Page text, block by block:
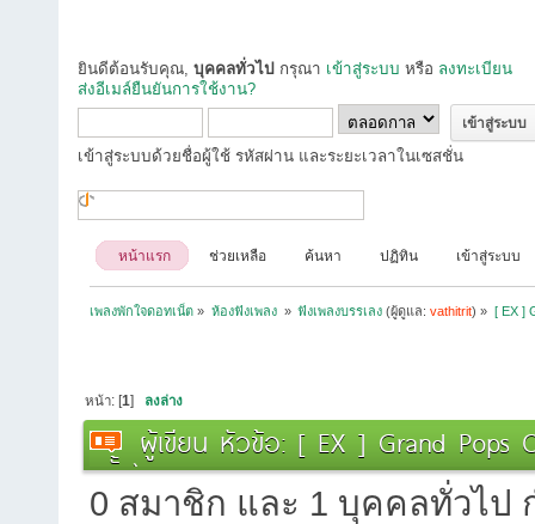
ยินดีต้อนรับคุณ, บุคคลทั่วไป กรุณา เข้าสู่ระบบ หรือ ลงทะเบียน
ส่งอีเมล์ยืนยันการใช้งาน?
เข้าสู่ระบบด้วยชื่อผู้ใช้ รหัสผ่าน และระยะเวลาในเซสชั่น
หน้าแรก ช่วยเหลือ ค้นหา ปฏิทิน เข้าสู่ระบบ
เพลงพักใจดอทเน็ต » ห้องฟังเพลง » ฟังเพลงบรรเลง (ผู้ดูแล:vathitrit) » [ EX ]
หน้า: [1] ลงล่าง
ผู้เขียน หัวข้อ: [ EX ] Grand Pops
ครั้ง)
0 สมาชิก และ 1 บุคคลทั่วไป